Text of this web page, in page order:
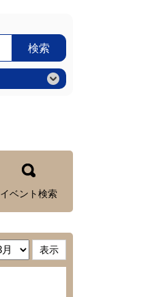
イベント検索